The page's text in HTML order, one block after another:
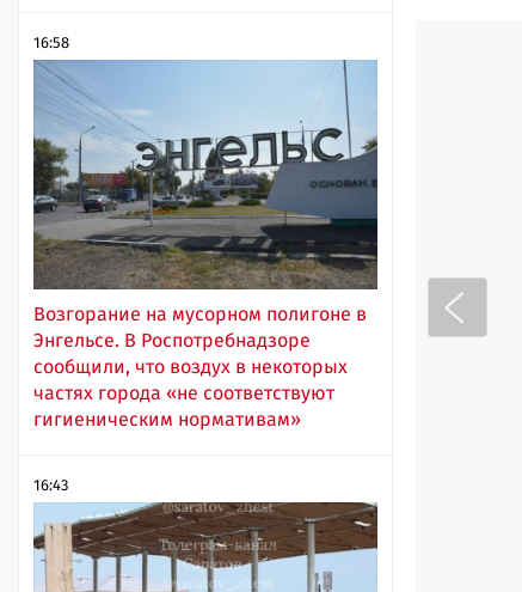
16:58
Возгорание на мусорном полигоне в
Энгельсе. В Роспотребнадзоре
сообщили, что воздух в некоторых
частях города «не соответствуют
гигиеническим нормативам»
16:43